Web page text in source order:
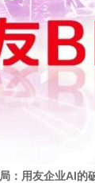
：用友企业AI的